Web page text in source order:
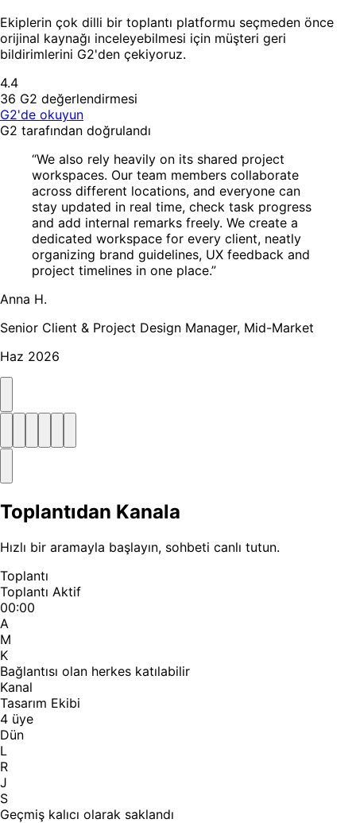
Ekiplerin çok dilli bir toplantı platformu seçmeden önce
orijinal kaynağı inceleyebilmesi için müşteri geri
bildirimlerini G2'den çekiyoruz.
4.4
36 G2 değerlendirmesi
G2'de okuyun
G2 tarafından doğrulandı
“We also rely heavily on its shared project
workspaces. Our team members collaborate
across different locations, and everyone can
stay updated in real time, check task progress
and add internal remarks freely. We create a
dedicated workspace for every client, neatly
organizing brand guidelines, UX feedback and
project timelines in one place.”
Anna H.
Senior Client & Project Design Manager, Mid-Market
Haz 2026
Toplantıdan Kanala
Hızlı bir aramayla başlayın, sohbeti canlı tutun.
Toplantı
Toplantı Aktif
00:00
A
M
K
Bağlantısı olan herkes katılabilir
Kanal
Tasarım Ekibi
4 üye
Dün
L
R
J
S
Geçmiş kalıcı olarak saklandı